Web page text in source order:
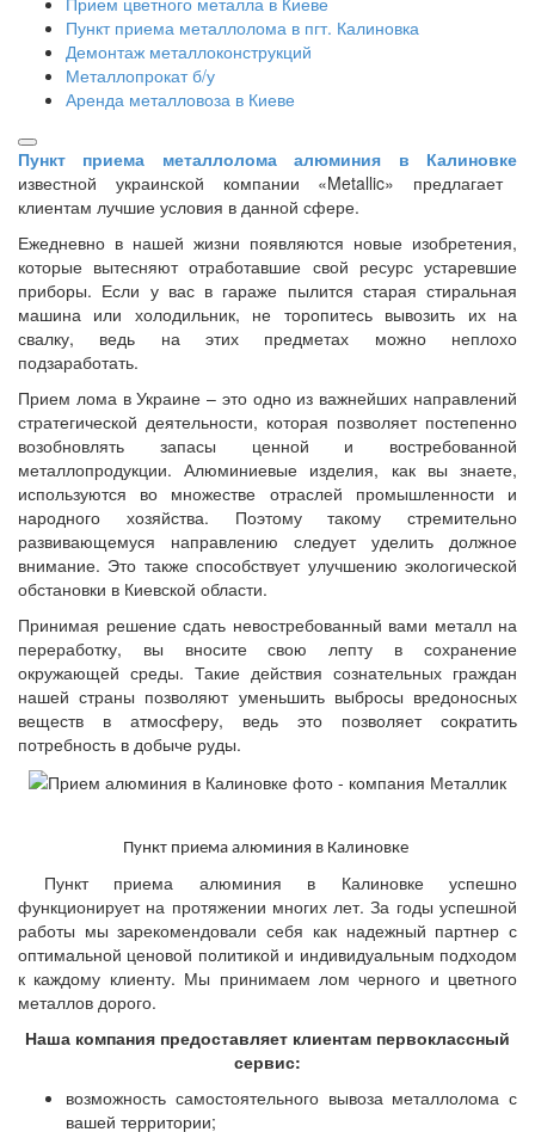
Пункт приема металлолома в пгт. Калиновка
Демонтаж металлоконструкций
Металлопрокат б/у
Аренда металловоза в Киеве
Пункт приема металлолома алюминия в Калиновке
известной украинской компании «Metallic» предлагает
клиентам лучшие условия в данной сфере.
Ежедневно в нашей жизни появляются новые изобретения,
которые вытесняют отработавшие свой ресурс устаревшие
приборы. Если у вас в гараже пылится старая стиральная
машина или холодильник, не торопитесь вывозить их на
свалку, ведь на этих предметах можно неплохо
подзаработать.
Прием лома в Украине – это одно из важнейших направлений
стратегической деятельности, которая позволяет постепенно
возобновлять запасы ценной и востребованной
металлопродукции. Алюминиевые изделия, как вы знаете,
используются во множестве отраслей промышленности и
народного хозяйства. Поэтому такому стремительно
развивающемуся направлению следует уделить должное
внимание. Это также способствует улучшению экологической
обстановки в Киевской области.
Принимая решение сдать невостребованный вами металл на
переработку, вы вносите свою лепту в сохранение
окружающей среды. Такие действия сознательных граждан
нашей страны позволяют уменьшить выбросы вредоносных
веществ в атмосферу, ведь это позволяет сократить
потребность в добыче руды.
Пункт приема алюминия в Калиновке
Пункт приема алюминия в Калиновке успешно
функционирует на протяжении многих лет. За годы успешной
работы мы зарекомендовали себя как надежный партнер с
оптимальной ценовой политикой и индивидуальным подходом
к каждому клиенту. Мы принимаем лом черного и цветного
металлов дорого.
Наша компания предоставляет клиентам первоклассный
сервис:
возможность самостоятельного вывоза металлолома с
вашей территории;